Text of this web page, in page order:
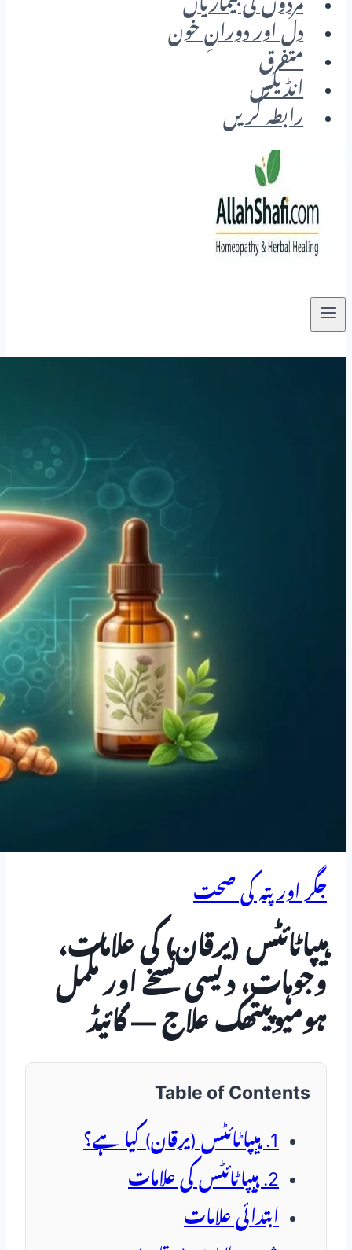
مردوں کی بیماریاں
دل اور دورانِ خون
متفرق
انڈیکس
رابطہ کریں
جگر اور پتہ کی صحت
ہیپاٹائٹس (یرقان) کی علامات،
وجوہات، دیسی نسخے اور مکمل
ہومیوپیتھک علاج — گائیڈ
Table of Contents
1. ہیپاٹائٹس (یرقان) کیا ہے؟
2. ہیپاٹائٹس کی علامات
ابتدائی علامات